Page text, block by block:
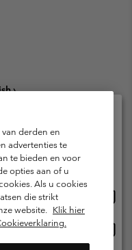
›
Garantie
inhoud
Impressum
derden en
advertenties te
te bieden en voor
opties aan of u
Als u cookies
die strikt
website. Klik hier
en taal
beschikbaar